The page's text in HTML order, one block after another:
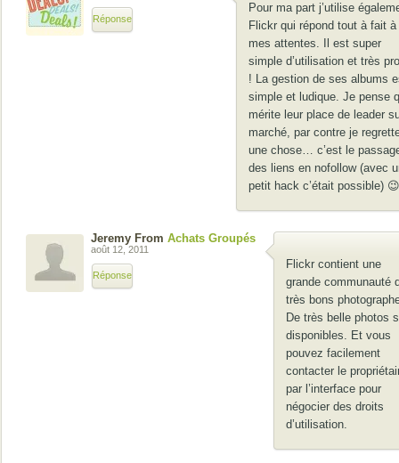
Réponse
Pour ma part j’utilise
Flickr qui répond tout à fait à
mes attentes. Il est super
simple d’utilisation et très
! La gestion de ses albums
simple et ludique. Je pense
mérite leur place de leader
marché, par contre je
une chose… c’est le
des liens en nofollow (avec
petit hack c’était possible) 😉
Jeremy From Achats Groupés
août 12, 2011
Réponse
Flickr contient une
grande communauté
très bons
De très belle photos
disponibles. Et vous
pouvez facilement
contacter le
par l’interface pour
négocier des droits
d’utilisation.